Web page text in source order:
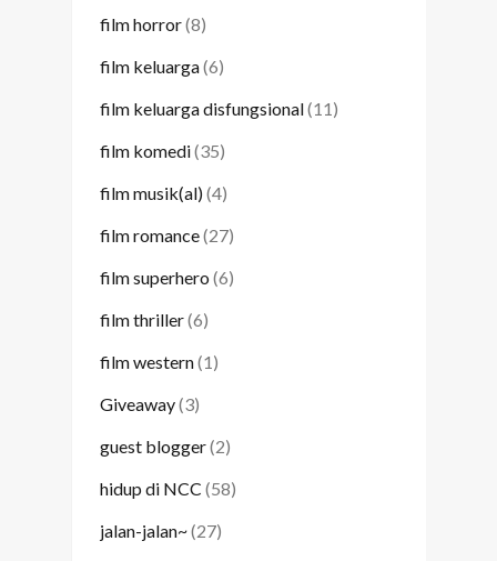
film horror(8)
film keluarga(6)
film keluarga disfungsional(11)
film komedi(35)
film musik(al)(4)
film romance(27)
film superhero (6)
film thriller(6)
film western(1)
Giveaway(3)
guest blogger(2)
hidup di NCC (58)
jalan-jalan~(27)